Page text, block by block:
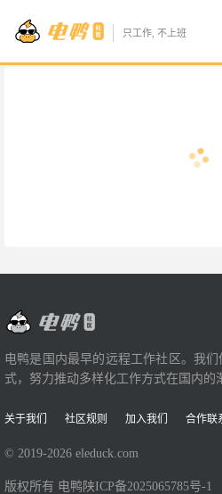
只工作, 不上班
电鸭是国内最早的远程工作社区。我
式，努力推动多样化工作方式在国内的
关于我们 社区规则 加入我们 合作联
© 2019-2026 eleduck.com
版权所有 电鸭 陕ICP备2025065785号-1